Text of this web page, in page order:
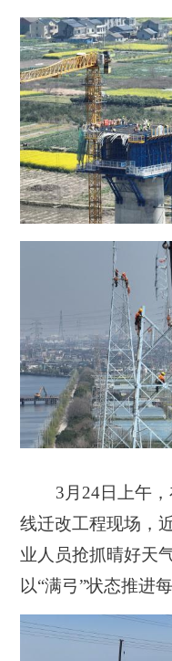
3月24日上午
线迁改工程现场，
业人员抢抓晴好天
以“满弓”状态推进